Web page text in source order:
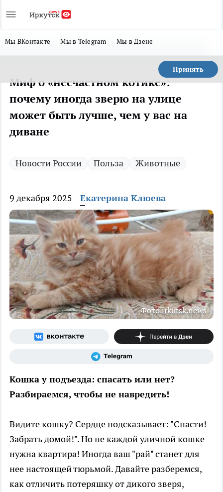
Мы ВКонтакте Мы в Telegram Мы в Дзене
Принять
Миф о «несчастном котике»:
почему иногда зверю на улице
может быть лучше, чем у вас на
диване
Новости России Польза Животные
9 декабря 2025 Екатерина Клюева
Фото irkutsk.news
Кошка у подъезда: спасать или нет?
Разбираемся, чтобы не навредить!
Видите кошку? Сердце подсказывает: "Спасти!
Забрать домой!". Но не каждой уличной кошке
нужна квартира! Иногда ваш "рай" станет для
нее настоящей тюрьмой. Давайте разберемся,
как отличить потеряшку от дикого зверя,